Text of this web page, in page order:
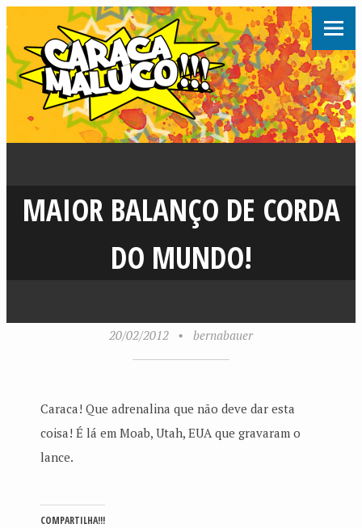
MAIOR BALANÇO DE CORDA
DO MUNDO!
20/02/2012 • bernabauer
Caraca! Que adrenalina que não deve dar esta
coisa! É lá em Moab, Utah, EUA que gravaram o
lance.
COMPARTILHA!!!